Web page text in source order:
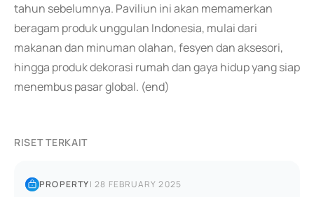
tahun sebelumnya. Paviliun ini akan memamerkan
beragam produk unggulan Indonesia, mulai dari
makanan dan minuman olahan, fesyen dan aksesori,
hingga produk dekorasi rumah dan gaya hidup yang siap
menembus pasar global. (end)
RISET TERKAIT
PROPERTY|28 FEBRUARY 2025